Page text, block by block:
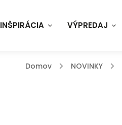
INŠPIRÁCIA VÝPREDAJ
Domov / NOVINKY /